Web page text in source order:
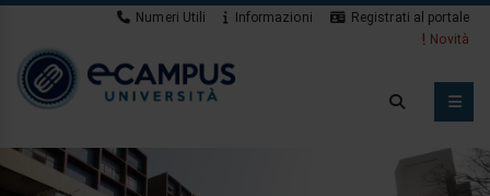
Numeri Utili Informazioni
Registrati al portale
Novità